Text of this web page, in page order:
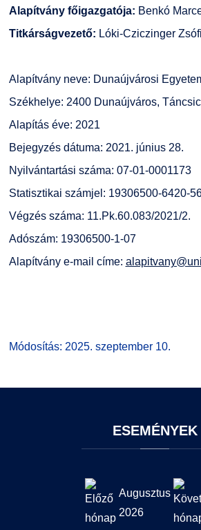
Családbarát Szolgáltató
Ösztöndíjak
Kiemelt ösztöndíjak
Szolgáltatások
Origó nyelvvizsga
Moodle
K+F+I
Kapcsolat
Kapcsolat
Intézményi és
Együttműködő
Alapítvány főigazgatója: Benkó
Titkárságvezető: Lóki-Cziczinger
Alapítvány neve: Dunaújvárosi
Székhelye: 2400 Dunaújváros,
Alapítás éve: 2021
Bejegyzés dátuma: 2021. június 28.
Nyilvántartási száma: 07-01-0001173
Statisztikai számjel: 19306500-6420-
Végzés száma: 11.Pk.60.083/2021/2.
Adószám: 19306500-1-07
Alapítvány e-mail címe:
Módosítás: 2025. szeptember 10.
ESEMÉNYEK
Augusztus
2026